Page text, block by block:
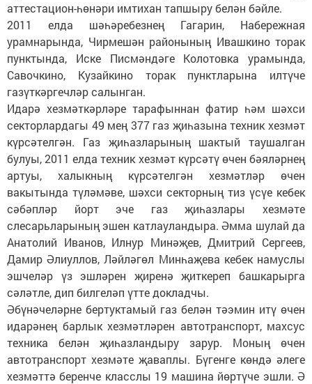
аттестацион-һөнәри имтихан тапшыру белән бәйле.
2011 елда шәһәребезнең Гагарин, Набережная
урамнарында, Чирмешән районының Ивашкино торак
пунктында, Иске Писмәндәге Колотовка урамында,
Савочкино, Кузайкино торак пунктларына илтүче
газүткәргечләр салынган.
Идарә хезмәткәрләре тарафыннан фатир һәм шәхси
секторлардагы 49 мең 377 газ җиһазына техник хезмәт
күрсәтелгән. Газ җиһазларының шактый таушалган
булуы, 2011 елда техник хезмәт күрсәтү өчен бәяләрнең
артуы, халыкның күрсәтелгән хезмәтләр өчен
вакытында түләмәве, шәхси секторның тиз үсүе кебек
сәбәпләр йорт эче газ җиһазлары хезмәте
слесарьларының эшен катлауландыра. Әмма шулай да
Анатолий Иванов, Илнур Минәҗев, Дмитрий Сергеев,
Дамир Әлиуллов, Ләйләгөл Минһаҗева кебек намуслы
эшчеләр үз эшләрен җиренә җиткереп башкарырга
сәләтле, дип билгеләп үтте докладчы.
Әбүнәчеләрне бертуктамый газ белән тәэмин итү өчен
идарәнең барлык хезмәтләрен автотранспорт, махсус
техника белән җиһазландыру зарур. Моның өчен
автотранспорт хезмәте җаваплы. Бүгенге көндә әлеге
хезмәттә беренче класслы 19 машина йөртүче эшли. Ә